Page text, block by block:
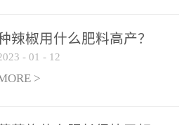
水
幼
5kg/亩/次配合大量元素水
辣椒用什么肥料高产？
- 01 - 12
>